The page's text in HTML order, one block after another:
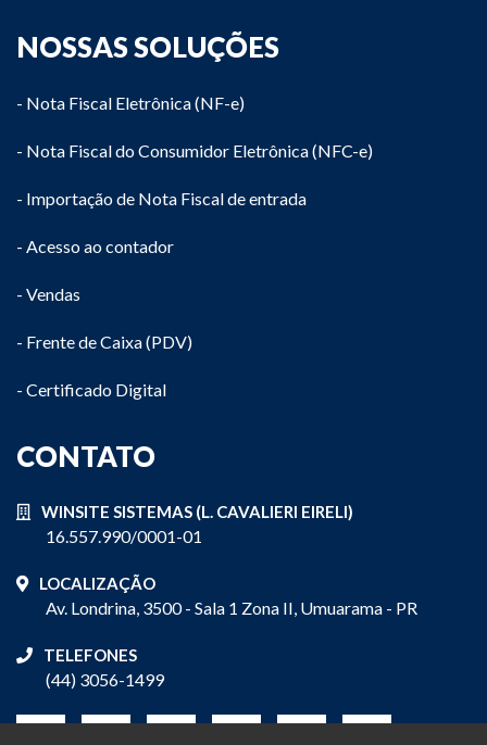
NOSSAS SOLUÇÕES
- Nota Fiscal Eletrônica (NF-e)
- Nota Fiscal do Consumidor Eletrônica (NFC-e)
- Importação de Nota Fiscal de entrada
- Acesso ao contador
- Vendas
- Frente de Caixa (PDV)
- Certificado Digital
CONTATO
WINSITE SISTEMAS (L. CAVALIERI EIRELI)
16.557.990/0001-01
LOCALIZAÇÃO
Av. Londrina, 3500 - Sala 1 Zona II, Umuarama - PR
TELEFONES
(44) 3056-1499